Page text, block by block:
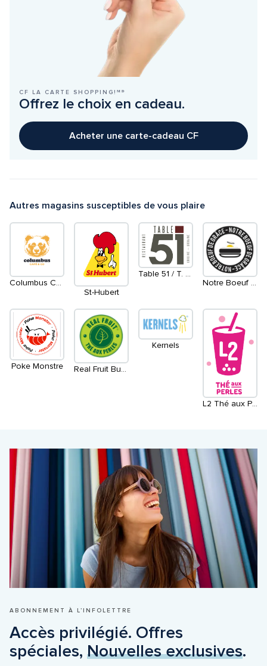
CF LA CARTE SHOPPING!ᴹᴰ
Offrez le choix en cadeau.
Acheter une carte-cadeau CF
Autres magasins susceptibles de vous plaire
St-Hubert
Poke Monstre Real Fruit Bubble Tea
Kernels
L2 Thé aux Perles
ABONNEMENT À L’INFOLETTRE
Accès privilégié. Offres
spéciales, Nouvelles exclusives.